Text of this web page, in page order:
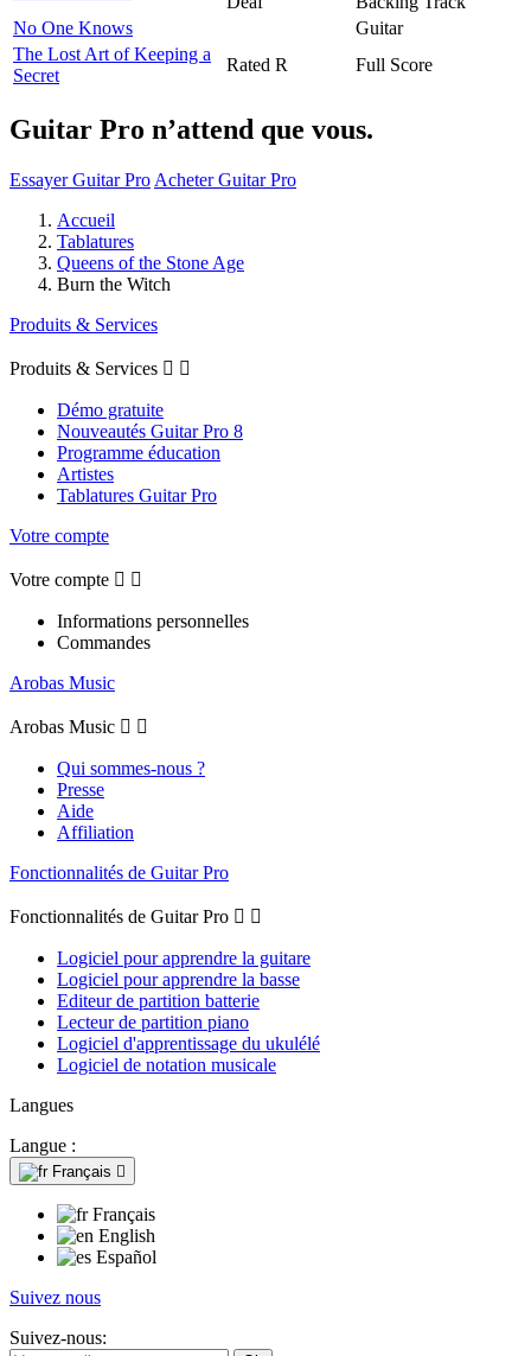
No One Knows
Guitar
The Lost Art of Keeping a
Secret
Rated R Full Score
Guitar Pro n’attend que vous.
Essayer Guitar Pro Acheter Guitar Pro
Accueil
Tablatures
Queens of the Stone Age
Burn the Witch
Produits & Services
Produits & Services  
Démo gratuite
Nouveautés Guitar Pro 8
Programme éducation
Artistes
Tablatures Guitar Pro
Votre compte
Votre compte  
Informations personnelles
Commandes
Arobas Music
Arobas Music  
Qui sommes-nous ?
Presse
Aide
Affiliation
Fonctionnalités de Guitar Pro
Fonctionnalités de Guitar Pro  
Logiciel pour apprendre la guitare
Logiciel pour apprendre la basse
Editeur de partition batterie
Lecteur de partition piano
Logiciel d'apprentissage du ukulélé
Logiciel de notation musicale
Langues
Langue :
Français 
Français
English
Español
Suivez nous
Suivez-nous: